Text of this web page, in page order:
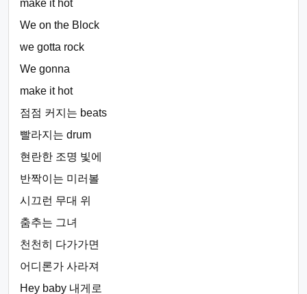
make it hot
We on the Block
we gotta rock
We gonna
make it hot
점점 커지는 beats
빨라지는 drum
현란한 조명 빛에
반짝이는 미러볼
시끄런 무대 위
춤추는 그녀
천천히 다가가면
어디론가 사라져
Hey baby 내게로